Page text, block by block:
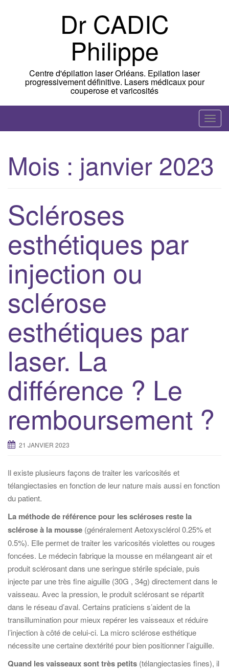
Dr CADIC
Philippe
Centre d'épilation laser Orléans. Epilation laser
progressivement définitive. Lasers médicaux pour
couperose et varicosités
T
o
g
l
Mois : janvier 2023
Scléroses
esthétiques par
injection ou
sclérose
esthétiques par
laser. La
différence ? Le
remboursement ?
21 JANVIER 2023
Il existe plusieurs façons de traiter les varicosités et
télangiectasies en fonction de leur nature mais aussi en fonction
du patient.
La méthode de référence pour les scléroses reste la
sclérose à la mousse (généralement Aetoxysclérol 0.25% et
0.5%). Elle permet de traiter les varicosités violettes ou rouges
foncées. Le médecin fabrique la mousse en mélangeant air et
produit sclérosant dans une seringue stérile spéciale, puis
injecte par une très fine aiguille (30G , 34g) directement dans le
vaisseau. Avec la pression, le produit sclérosant se répartit
dans le réseau d’aval. Certains praticiens s’aident de la
transillumination pour mieux repérer les vaisseaux et réduire
l’injection à côté de celui-ci. La micro sclérose esthétique
nécessite une certaine dextérité pour bien positionner l’aiguille.
Quand les vaisseaux sont très petits (télangiectasies fines), il